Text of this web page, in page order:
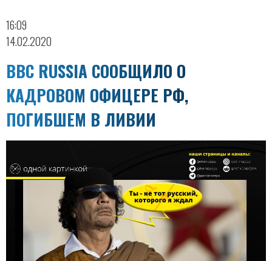
16:09
14.02.2020
BBC RUSSIA СООБЩИЛО О
КАДРОВОМ ОФИЦЕРЕ РФ,
ПОГИБШЕМ В ЛИВИИ